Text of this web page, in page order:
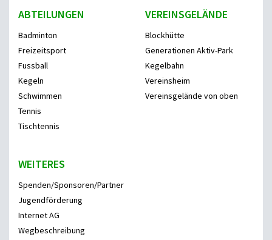
ABTEILUNGEN
Badminton
Freizeitsport
Fussball
Kegeln
Schwimmen
Tennis
Tischtennis
VEREINSGELÄNDE
Blockhütte
Generationen Aktiv-Park
Kegelbahn
Vereinsheim
Vereinsgelände von oben
WEITERES
Spenden/Sponsoren/Partner
Jugendförderung
Internet AG
Wegbeschreibung